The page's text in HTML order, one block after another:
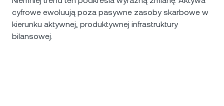
cyfrowe ewoluują poza pasywne zasoby skarbowe w
kierunku aktywnej, produktywnej infrastruktury
bilansowej.